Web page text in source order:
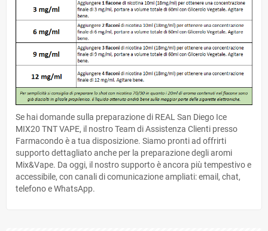
Se hai domande sulla preparazione di REAL San Diego Ice
MIX20 TNT VAPE, il nostro Team di Assistenza Clienti presso
Farmacondo è a tua disposizione. Siamo pronti ad offrirti
supporto dettagliato anche per la preparazione degli aromi
Mix&Vape. Da oggi, il nostro supporto è ancora più tempestivo e
accessibile, con canali di comunicazione ampliati: email, chat,
telefono e WhatsApp.